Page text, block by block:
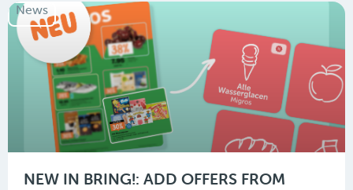
News
NEW IN BRING!: ADD OFFERS FROM